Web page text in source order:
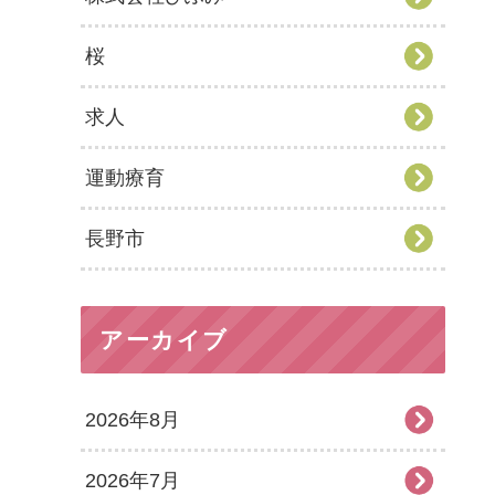
桜
求人
運動療育
長野市
アーカイブ
2026年8月
2026年7月